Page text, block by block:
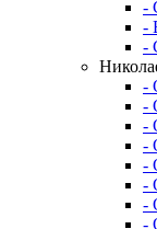
-
-
-
-
-
-
-
-
-
-
-